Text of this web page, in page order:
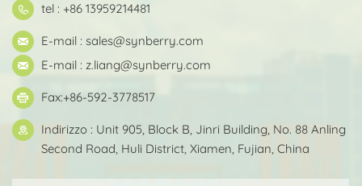
tel : +86 13959214481
E-mail : sales@synberry.com
E-mail : z.liang@synberry.com
Fax:+86-592-3778517
Indirizzo : Unit 905, Block B, Jinri Building, No. 88 Anling
Second Road, Huli District, Xiamen, Fujian, China